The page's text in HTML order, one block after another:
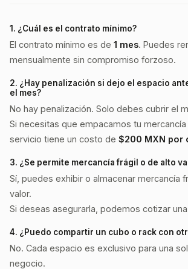
1. ¿Cuál es el contrato mínimo?
El contrato mínimo es de 1 mes. Puedes
mensualmente sin compromiso forzoso.
2. ¿Hay penalización si dejo el espacio
el mes?
No hay penalización. Solo debes cubrir el
Si necesitas que empacamos tu
servicio tiene un costo de $200 MXN por
3. ¿Se permite mercancía frágil o de alto
Sí, puedes exhibir o almacenar mercancía
valor.
Si deseas asegurarla, podemos cotizar
4. ¿Puedo compartir un cubo o rack con
No. Cada espacio es exclusivo para una
negocio.